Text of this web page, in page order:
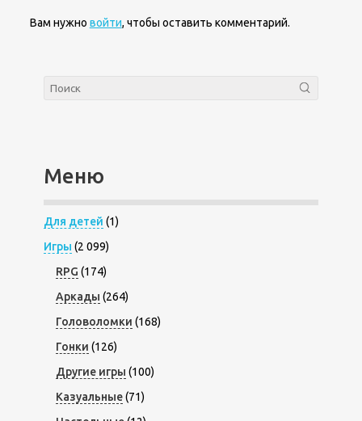
Вам нужно войти, чтобы оставить комментарий.
Меню
Для детей (1)
Игры (2 099)
RPG (174)
Аркады (264)
Головоломки (168)
Гонки (126)
Другие игры (100)
Казуальные(71)